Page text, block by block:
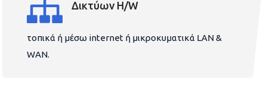
Δικτύων H/W
τοπικά ή μέσω internet ή μικροκυματικά LAN &
WAN.